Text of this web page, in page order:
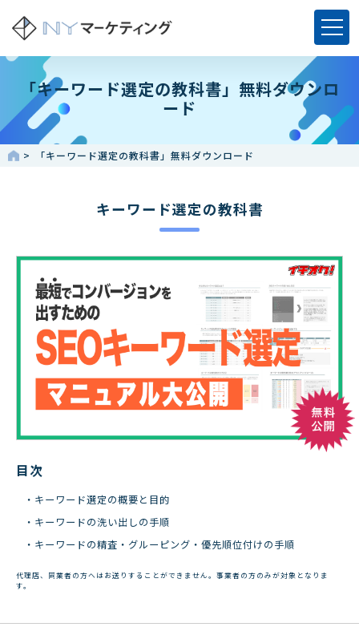
「キーワード選定の教科書」無料ダウンロ
ード
「キーワード選定の教科書」無料ダウンロード
キーワード選定の教科書
目次
・キーワード選定の概要と目的
・キーワードの洗い出しの手順
・キーワードの精査・グルーピング・優先順位付けの手順
代理店、同業者の方へはお送りすることができません。事業者の方のみが対象となりま
す。